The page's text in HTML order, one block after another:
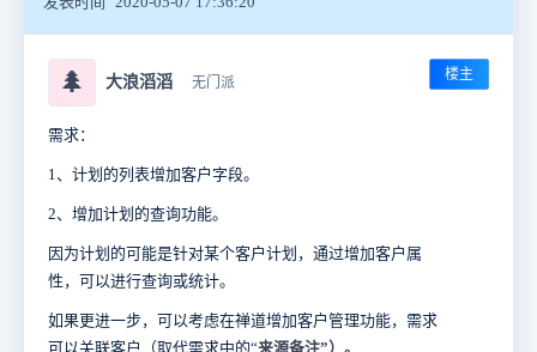
🌲 大浪滔滔 无门派 楼主
需求：
1、计划的列表增加客户字段。
2、增加计划的查询功能。
因为计划的可能是针对某个客户计划，通过增加客户属
性，可以进行查询或统计。
如果更进一步，可以考虑在禅道增加客户管理功能，需求
可以关联客户（取代需求中的“来源备注”）。